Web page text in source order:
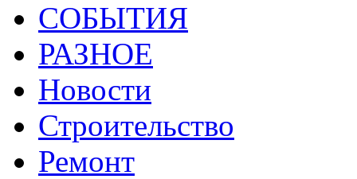
СОБЫТИЯ
РАЗНОЕ
Новости
Строительство
Ремонт